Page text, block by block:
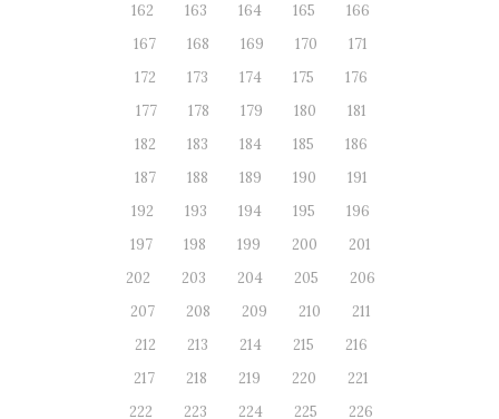
162
163 164 165
166
167
168 169 170
171
172
173 174 175
176
177
178 179 180
181
182
183 184 185
186
187
188 189 190
191
192
193 194 195
196
197
198 199 200
201
202
203 204 205
206
207
208 209 210
211
212
213 214 215
216
217
218 219 220
221
222
223 224 225
226